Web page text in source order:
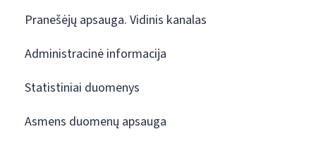
Pranešėjų apsauga. Vidinis kanalas
Administracinė informacija
Statistiniai duomenys
Asmens duomenų apsauga